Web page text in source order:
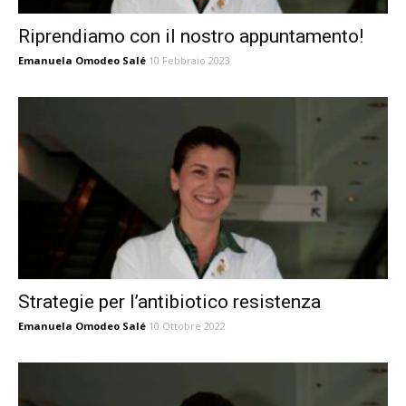
Riprendiamo con il nostro appuntamento!
Emanuela Omodeo Salé 10 Febbraio 2023
Strategie per l’antibiotico resistenza
Emanuela Omodeo Salé 10 Ottobre 2022